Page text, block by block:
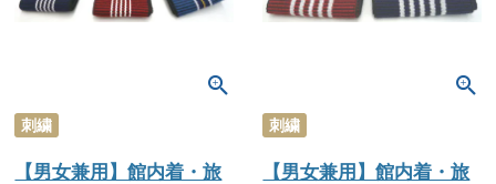
刺繍
【男女兼用】館内着・旅
刺繍
【男女兼用】館内着・旅